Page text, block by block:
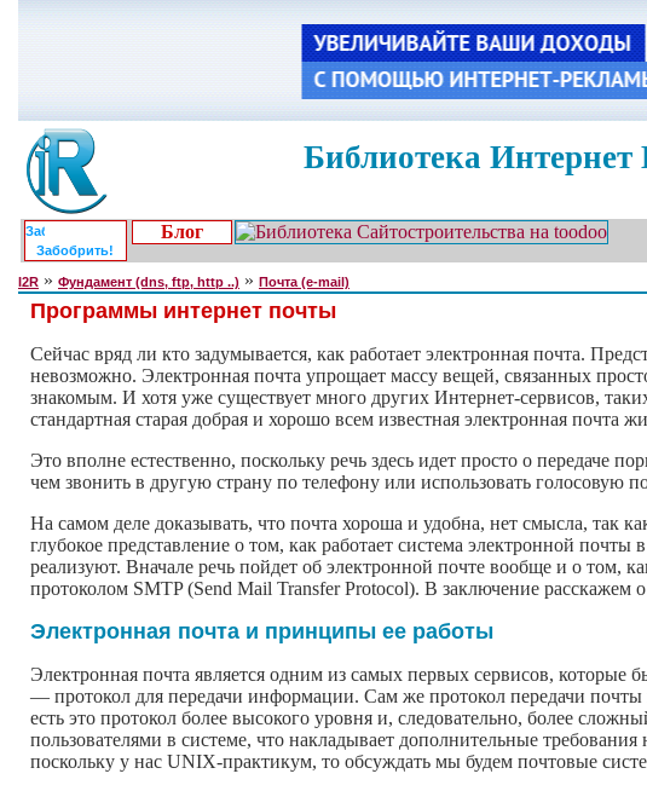
Библиотека
Забобрить!
Блог
I2R » Фундамент (dns, ftp, http ..) » Почта (e-mail)
Программы интернет почты
Сейчас вряд ли кто задумывается, как работает электронная почта.
невозможно. Электронная почта упрощает массу вещей, связанных
знакомым. И хотя уже существует много других Интернет-сервисов,
стандартная старая добрая и хорошо всем известная электронная почта
Это вполне естественно, поскольку речь здесь идет просто о
чем звонить в другую страну по телефону или использовать голосовую
На самом деле доказывать, что почта хороша и удобна, нет смысла, так
глубокое представление о том, как работает система электронной
реализуют. Вначале речь пойдет об электронной почте вообще и о том,
протоколом SMTP (Send Mail Transfer Protocol). В заключение расскажем
Электронная почта и принципы ее работы
Электронная почта является одним из самых первых сервисов, которые
— протокол для передачи информации. Сам же протокол передачи
есть это протокол более высокого уровня и, следовательно, более
пользователями в системе, что накладывает дополнительные
поскольку у нас UNIX-практикум, то обсуждать мы будем почтовые